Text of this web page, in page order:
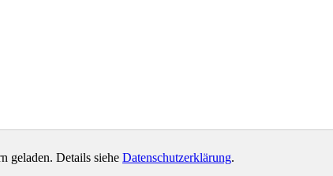
geladen. Details siehe Datenschutzerklärung.